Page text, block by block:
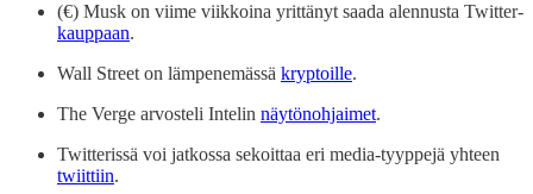
(€) Musk on viime viikkoina yrittänyt saada alennusta Twitter-
kauppaan.
Wall Street on lämpenemässä kryptoille.
The Verge arvosteli Intelin näytönohjaimet.
Twitterissä voi jatkossa sekoittaa eri media-tyyppejä yhteen
twiittiin.